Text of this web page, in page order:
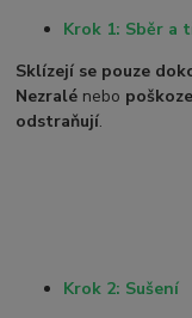
Krok 1: Sběr a
Sklízejí se pouze
Nezralé nebo
odstraňují.
Krok 2: Sušení